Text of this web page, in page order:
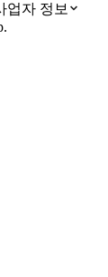
업자 정보